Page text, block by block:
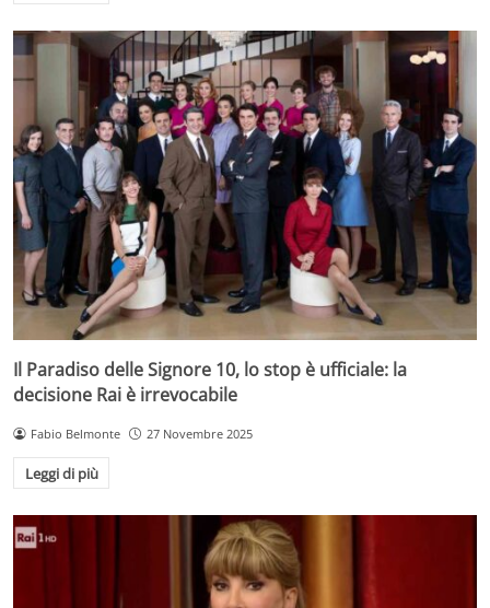
Il Paradiso delle Signore 10, lo stop è ufficiale: la
decisione Rai è irrevocabile
Fabio Belmonte 27 Novembre 2025
Leggi di più